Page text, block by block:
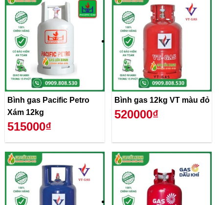
Bình gas Pacific Petro
Xám 12kg
515000₫
Bình gas 12kg VT màu đỏ
520000₫